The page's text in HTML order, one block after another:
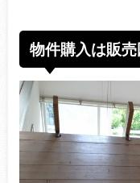
物件購入は販売